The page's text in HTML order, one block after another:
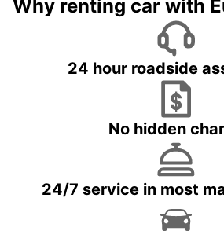
Why renting car with
24 hour roadside
No hidden
24/7 service in most